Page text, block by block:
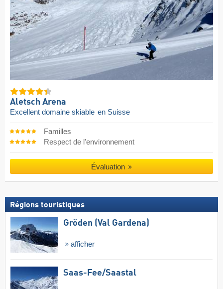
Aletsch Arena
Excellent domaine skiable en Suisse
Familles
Respect de l'environnement
Évaluation
Régions touristiques
Gröden (Val Gardena)
afficher
Saas-Fee/​Saastal